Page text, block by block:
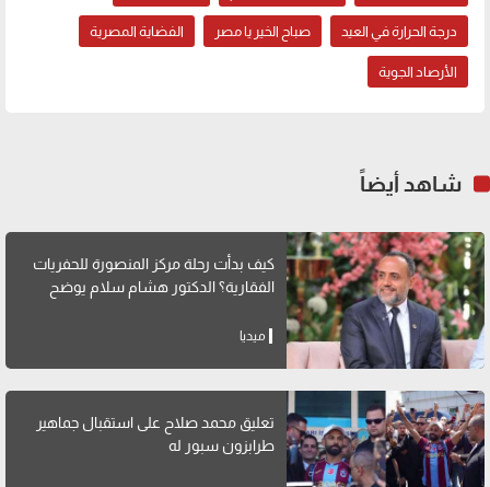
درجة الحرارة في العيد صباح الخير يا مصر الفضاية المصرية
الأرصاد الجوية
شاهد أيضاً
كيف بدأت رحلة مركز المنصورة للحفريات
الفقارية؟ الدكتور هشام سلام يوضح
ميديا
تعليق محمد صلاح على استقبال جماهير
طرابزون سبور له